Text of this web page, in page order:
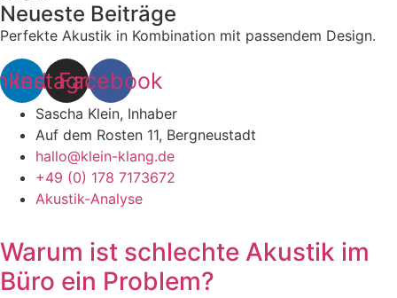
Neueste Beiträge
Perfekte Akustik in Kombination mit passendem Design.
Instagram
Facebook
Sascha Klein, Inhaber
Auf dem Rosten 11, Bergneustadt
hallo@klein-klang.de
+49 (0) 178 7173672
Akustik-Analyse
Warum ist schlechte Akustik im
Büro ein Problem?